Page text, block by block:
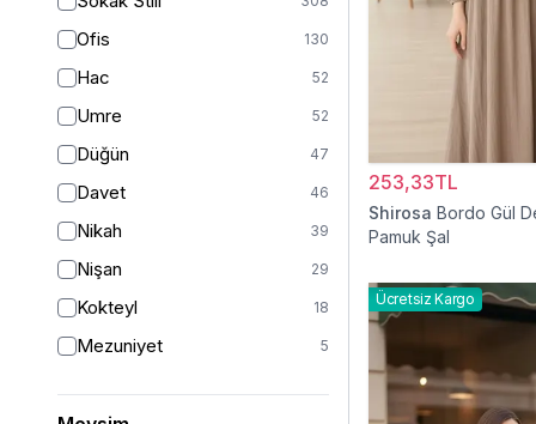
Kadife
Süet
Sandy
Ofis 130
Hac 52
Umre 52
Düğün 47
Davet 46
Nikah 39
Nişan 29
Kokteyl 18
Mezuniyet 5
253,33TL
Shirosa Bordo Gül
Pamuk Şal
Ücretsiz Kargo